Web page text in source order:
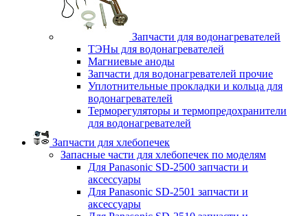
Запчасти для водонагревателей
ТЭНы для водонагревателей
Магниевые аноды
Запчасти для водонагревателей прочие
Уплотнительные прокладки и кольца для
водонагревателей
Терморегуляторы и термопредохранители
для водонагревателей
Запчасти для хлебопечек
Запасные части для хлебопечек по моделям
Для Panasonic SD-2500 запчасти и
аксессуары
Для Panasonic SD-2501 запчасти и
аксессуары